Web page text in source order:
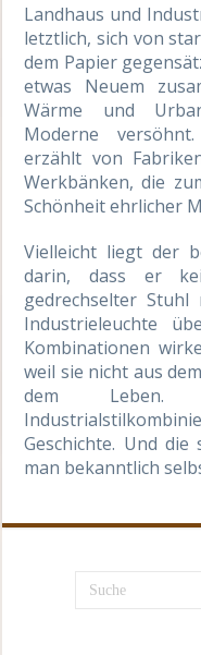
Landhaus und
letztlich, sich von
dem Papier
etwas Neuem
Wärme und
Moderne
erzählt von
Werkbänken, die
Schönheit ehrlicher
Vielleicht liegt der
darin, dass er
gedrechselter
Industrieleuchte
Kombinationen
weil sie nicht aus
dem Leben.
Geschichte. Und die
man bekanntlich